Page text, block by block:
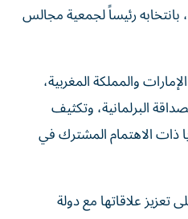
رئيساً لجمعية مجالس
والمملكة المغربية،
البرلمانية، وتكثيف
ذات الاهتمام المشترك في
تعزيز علاقاتها مع دولة